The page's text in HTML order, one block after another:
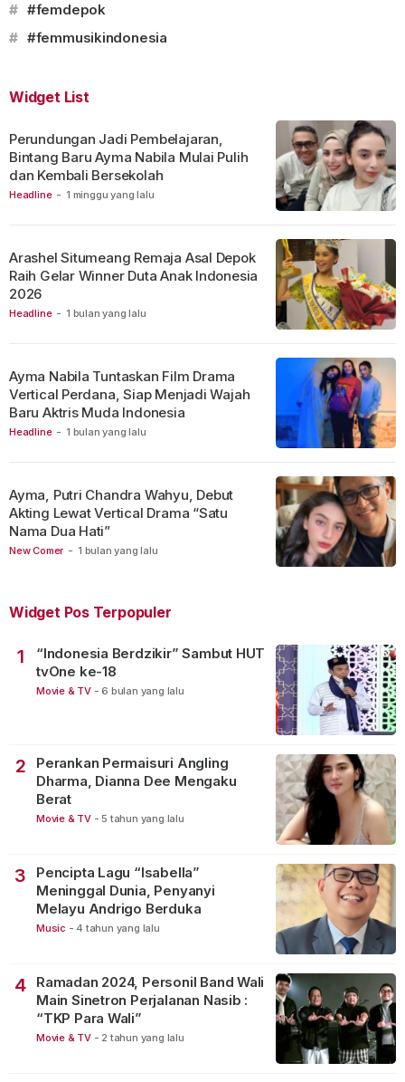
# #femdepok
# #femmusikindonesia
Widget List
Headline - 1 minggu yang lalu
Perundungan Jadi Pembelajaran,
Bintang Baru Ayma Nabila Mulai Pulih
dan Kembali Bersekolah
Headline - 1 bulan yang lalu
Arashel Situmeang Remaja Asal Depok
Raih Gelar Winner Duta Anak Indonesia
2026
Headline - 1 bulan yang lalu
Ayma Nabila Tuntaskan Film Drama
Vertical Perdana, Siap Menjadi Wajah
Baru Aktris Muda Indonesia
New Comer - 1 bulan yang lalu
Ayma, Putri Chandra Wahyu, Debut
Akting Lewat Vertical Drama “Satu
Nama Dua Hati”
Widget Pos Terpopuler
1
“Indonesia Berdzikir” Sambut HUT
tvOne ke-18
Movie & TV - 6 bulan yang lalu
2
Perankan Permaisuri Angling
Dharma, Dianna Dee Mengaku
Berat
Movie & TV - 5 tahun yang lalu
3
Pencipta Lagu “Isabella”
Meninggal Dunia, Penyanyi
Melayu Andrigo Berduka
Music - 4 tahun yang lalu
4
Ramadan 2024, Personil Band Wali
Main Sinetron Perjalanan Nasib :
“TKP Para Wali”
Movie & TV - 2 tahun yang lalu